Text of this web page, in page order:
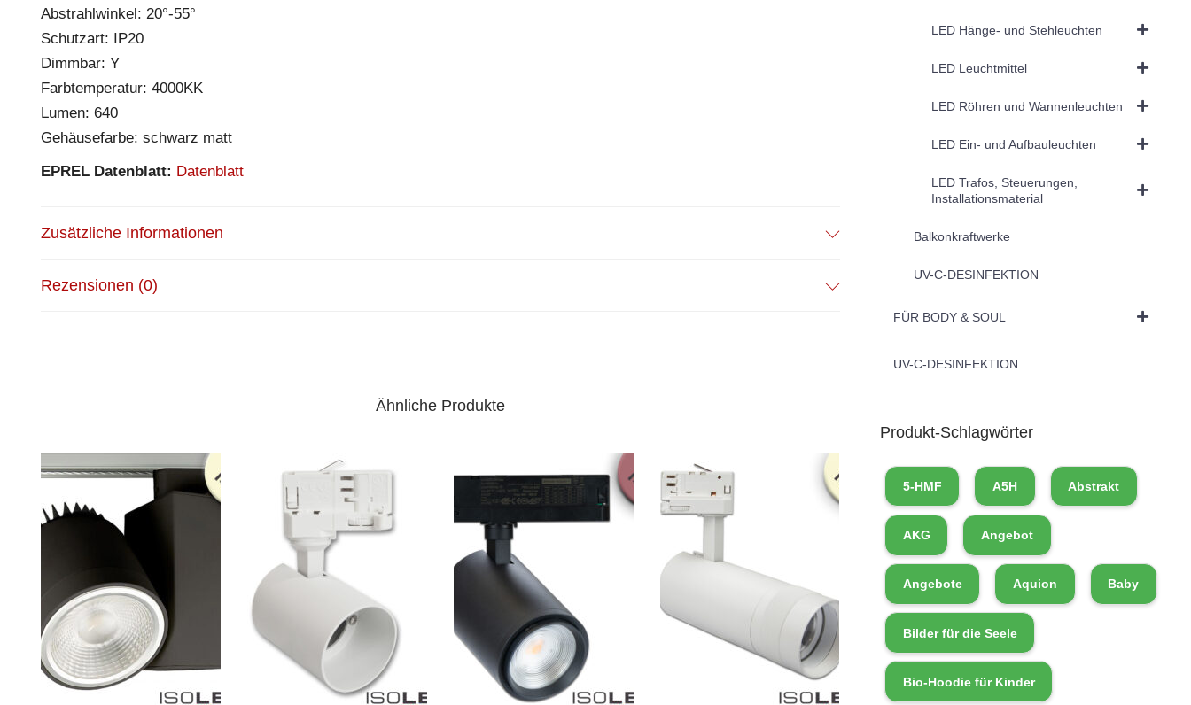
Abstrahlwinkel: 20°-55°
Schutzart: IP20
Dimmbar: Y
Farbtemperatur: 4000KK
Lumen: 640
Gehäusefarbe: schwarz matt
EPREL Datenblatt: Datenblatt
Zusätzliche Informationen
Rezensionen (0)
Ähnliche Produkte
LED Hänge- und Stehleuchten
LED Leuchtmittel
LED Röhren und Wannenleuchten
LED Ein- und Aufbauleuchten
LED Trafos, Steuerungen,
Installationsmaterial
Balkonkraftwerke
UV-C-DESINFEKTION
FÜR BODY & SOUL
UV-C-DESINFEKTION
Produkt-Schlagwörter
5-HMF A5H Abstrakt
AKG Angebot
Angebote Aquion Baby
Bilder für die Seele
Bio-Hoodie für Kinder